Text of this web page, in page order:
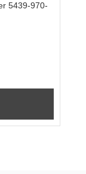
5439-970-